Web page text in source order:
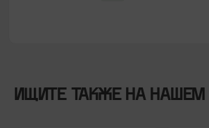
ИЩИТЕ ТАКЖЕ НА НАШЕМ